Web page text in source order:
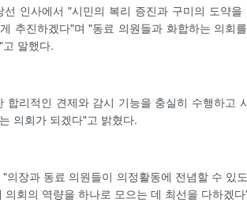
선 인사에서 "시민의 복리 증진과 구미의 도약
추진하겠다"며 "동료 의원들과 화합하는 의회
말했다.
합리적인 견제와 감시 기능을 충실히 수행하고
의회가 되겠다"고 밝혔다.
의장과 동료 의원들이 의정활동에 전념할 수 있
의회의 역량을 하나로 모으는 데 최선을 다하겠